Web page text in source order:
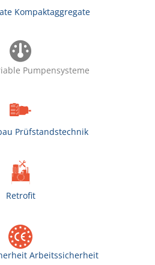
Kompaktaggregate
Pumpensysteme
Prüfstandstechnik
Retrofit
Arbeitssicherheit